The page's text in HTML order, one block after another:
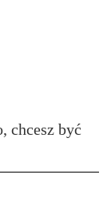
chcesz być